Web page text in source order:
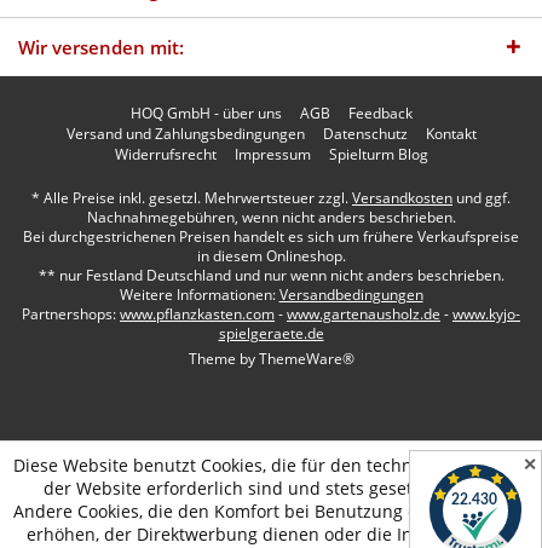
✕
Wir versenden mit:
HOQ GmbH - über uns AGB
Feedback
Versand und Zahlungsbedingungen
Datenschutz
Kontakt
Widerrufsrecht
Impressum Spielturm Blog
* Alle Preise inkl. gesetzl. Mehrwertsteuer zzgl.Versandkosten und ggf.
Nachnahmegebühren, wenn nicht anders beschrieben.
Bei durchgestrichenen Preisen handelt es sich um frühere Verkaufspreise
in diesem Onlineshop.
** nur Festland Deutschland und nur wenn nicht anders beschrieben.
Weitere Informationen:Versandbedingungen
Partnershops:www.pflanzkasten.com-www.gartenausholz.de -www.kyjo-
spielgeraete.de
Theme byThemeWare®
Diese Website benutzt Cookies, die für den technischen Betrieb
der Website erforderlich sind und stets gesetzt werden.
Andere Cookies, die den Komfort bei Benutzung dieser Website
erhöhen, der Direktwerbung dienen oder die Interaktion mit